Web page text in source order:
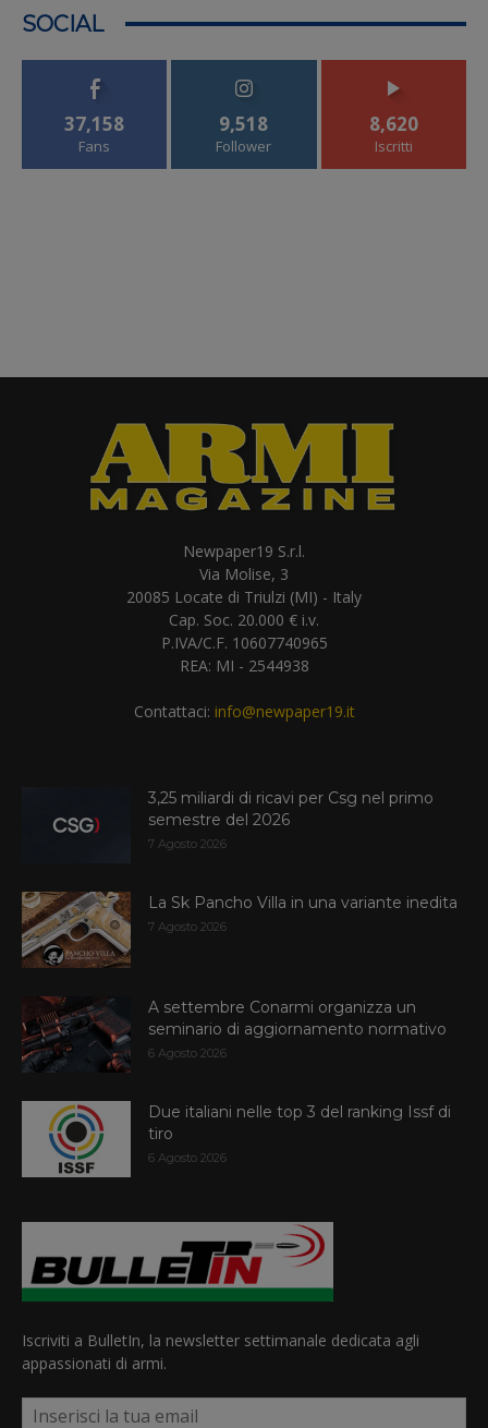
SOCIAL
37,158
Fans
9,518
Follower
8,620
Iscritti
Newpaper19 S.r.l.
Via Molise, 3
20085 Locate di Triulzi (MI) - Italy
Cap. Soc. 20.000 € i.v.
P.IVA/C.F. 10607740965
REA: MI - 2544938
Contattaci: info@newpaper19.it
3,25 miliardi di ricavi per Csg nel primo
semestre del 2026
7 Agosto 2026
La Sk Pancho Villa in una variante inedita
7 Agosto 2026
A settembre Conarmi organizza un
seminario di aggiornamento normativo
6 Agosto 2026
Due italiani nelle top 3 del ranking Issf di
tiro
6 Agosto 2026
Iscriviti a BulletIn, la newsletter settimanale dedicata agli
appassionati di armi.